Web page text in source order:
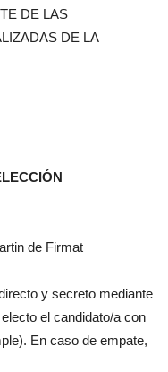
DE LAS
DE LA
de Firmat
y secreto mediante
el candidato/a con
En caso de empate,